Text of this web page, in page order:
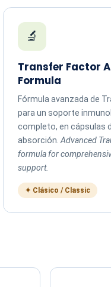
🔬
Transfer Factor
Formula
Fórmula avanzada de
para un soporte
completo, en cápsulas
absorción. Advanced
formula for
support.
✦ Clásico / Classic